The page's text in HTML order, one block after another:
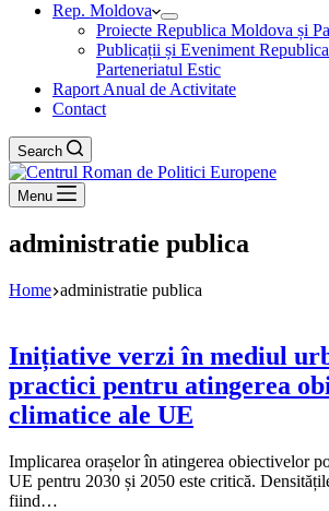
Rep. Moldova
Proiecte Republica Moldova și
Publicații și Eveniment
Parteneriatul Estic
Raport Anual de Activitate
Contact
Search
Menu
administratie publica
Home administratie publica
Inițiative verzi în mediul
practici pentru atingerea
climatice ale UE
Implicarea orașelor în atingerea obiectivelor
UE pentru 2030 și 2050 este critică.
fiind…